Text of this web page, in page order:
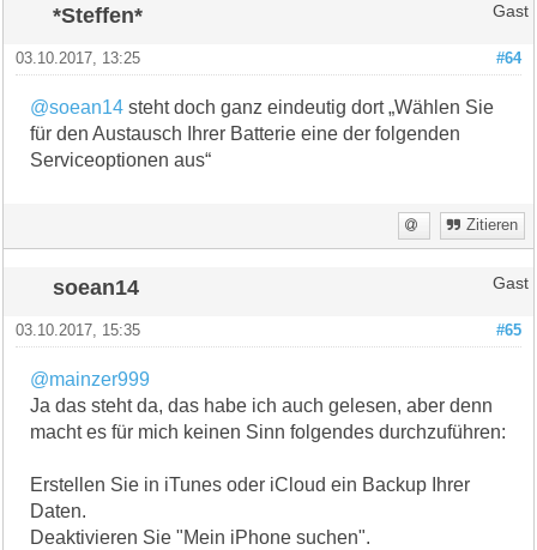
*Steffen* Gast
#64
03.10.2017, 13:25
@soean14 steht doch ganz eindeutig dort „Wählen Sie
für den Austausch Ihrer Batterie eine der folgenden
Serviceoptionen aus“
Zitieren
soean14 Gast
#65
03.10.2017, 15:35
@mainzer999
Ja das steht da, das habe ich auch gelesen, aber denn
macht es für mich keinen Sinn folgendes durchzuführen:
Erstellen Sie in iTunes oder iCloud ein Backup Ihrer
Daten.
Deaktivieren Sie "Mein iPhone suchen".